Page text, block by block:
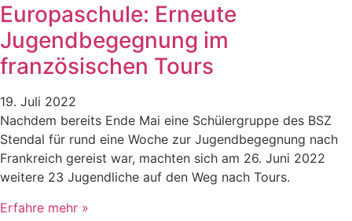
Europaschule: Erneute
Jugendbegegnung im
französischen Tours
19. Juli 2022
Nachdem bereits Ende Mai eine Schülergruppe des BSZ
Stendal für rund eine Woche zur Jugendbegegnung nach
Frankreich gereist war, machten sich am 26. Juni 2022
weitere 23 Jugendliche auf den Weg nach Tours.
Erfahre mehr »